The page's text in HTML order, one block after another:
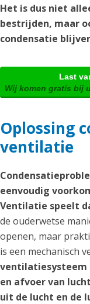
Het is dus niet
bestrijden, maar
condensatie
Last
Wij komen gratis bij
Oplossing
ventilatie
eenvoudig
Ventilatie speelt
de ouderwetse
openen, maar
is een mechanisch
ventilatiesysteem
en afvoer van
uit de lucht en de